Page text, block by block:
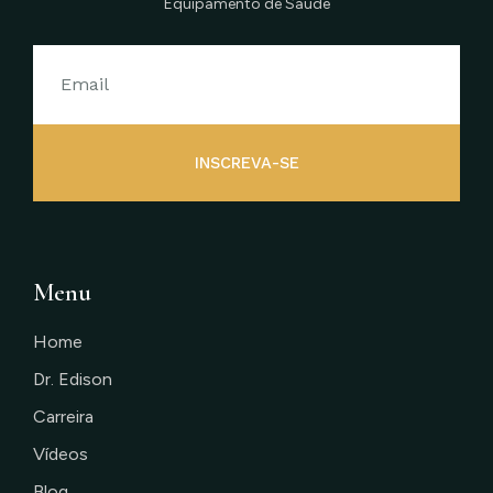
Equipamento de Saúde
INSCREVA-SE
Menu
Home
Dr. Edison
Carreira
Vídeos